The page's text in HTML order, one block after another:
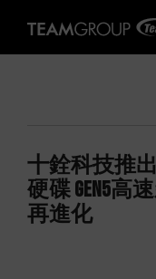
十銓科技推出T-
硬碟 Gen5高
再進化